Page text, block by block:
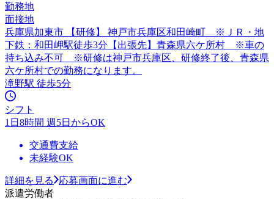
勤務地
面接地
兵庫県加東市 【研修】 神戸市兵庫区和田崎町 ※ＪＲ・地
下鉄：和田岬駅徒歩3分【出張先】青森県六ケ所村 ※車の
持ち込み不可 ※研修は神戸市兵庫区、研修終了後、青森県
六ケ所村での勤務になります。
滝野駅 徒歩5分
シフト
1日8時間 週5日からOK
交通費支給
未経験OK
詳細を見る
応募画面に進む
派遣労働者